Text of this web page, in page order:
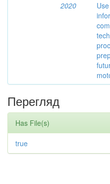
2020
Перегляд
Has File(s)
true